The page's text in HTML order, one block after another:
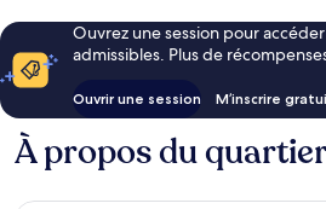
Ouvrez une session pour
admissibles. Plus de
Ouvrir une session M’inscrire
À propos du